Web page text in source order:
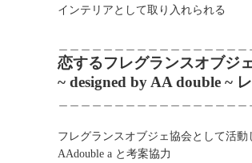
インテリアとして取り入れられる
恋するフレグランスオブジ
~ designed by AA double ~
フレグランスオブジェ協会として活動
AAdouble a と考案協力